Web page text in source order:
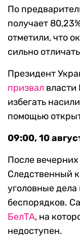
По
получает
отметили, что
сильно
Президент
призвал
избегать
помощью
09:00, 10
После
Следственный
уголовные
беспорядков.
БелТА, на
недоступен.